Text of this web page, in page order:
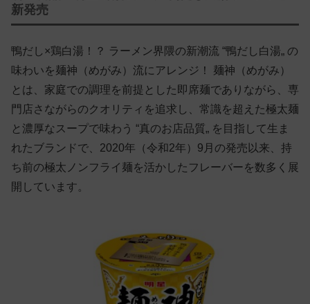
新発売
鴨だし×鶏白湯！？ ラーメン界隈の新潮流 “鴨だし白湯„ の
味わいを麺神（めがみ）流にアレンジ！ 麺神（めがみ）
とは、家庭での調理を前提とした即席麺でありながら、専
門店さながらのクオリティを追求し、常識を超えた極太麺
と濃厚なスープで味わう “真のお店品質„ を目指して生ま
れたブランドで、2020年（令和2年）9月の発売以来、持
ち前の極太ノンフライ麺を活かしたフレーバーを数多く展
開しています。